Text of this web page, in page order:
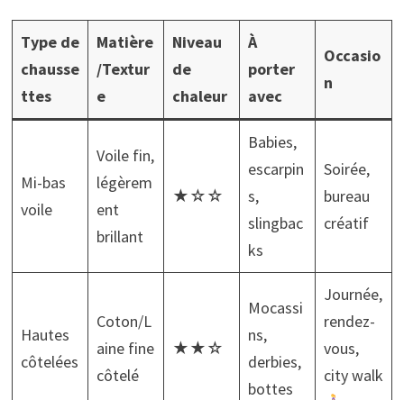
Type de
chausse
ttes
Matière
/Textur
e
Niveau
de
chaleur
À
porter
avec
Occasio
n
Mi-bas
voile
Voile fin,
légèrem
ent
brillant
★☆☆
Babies,
escarpin
s,
slingbac
ks
Soirée,
bureau
créatif
Hautes
côtelées
Coton/L
aine fine
côtelé
★★☆
Mocassi
ns,
derbies,
bottes
Journée,
rendez-
vous,
city walk